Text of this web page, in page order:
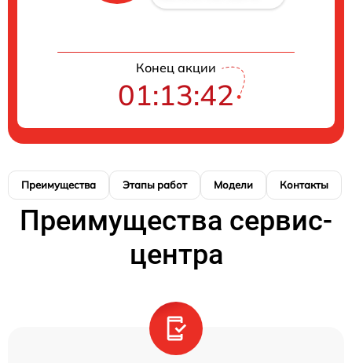
Конец акции
01:13:42
Преимущества Этапы работ Модели Контакты
Преимущества сервис-
центра